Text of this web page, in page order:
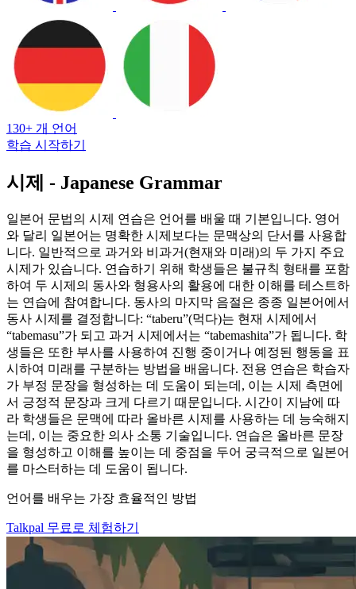
130+ 개 언어
학습 시작하기
시제 - Japanese Grammar
일본어 문법의 시제 연습은 언어를 배울 때 기본입니다. 영어
와 달리 일본어는 명확한 시제보다는 문맥상의 단서를 사용합
니다. 일반적으로 과거와 비과거(현재와 미래)의 두 가지 주요
시제가 있습니다. 연습하기 위해 학생들은 불규칙 형태를 포함
하여 두 시제의 동사와 형용사의 활용에 대한 이해를 테스트하
는 연습에 참여합니다. 동사의 마지막 음절은 종종 일본어에서
동사 시제를 결정합니다: “taberu”(먹다)는 현재 시제에서
“tabemasu”가 되고 과거 시제에서는 “tabemashita”가 됩니다. 학
생들은 또한 부사를 사용하여 진행 중이거나 예정된 행동을 표
시하여 미래를 구분하는 방법을 배웁니다. 전용 연습은 학습자
가 부정 문장을 형성하는 데 도움이 되는데, 이는 시제 측면에
서 긍정적 문장과 크게 다르기 때문입니다. 시간이 지남에 따
라 학생들은 문맥에 따라 올바른 시제를 사용하는 데 능숙해지
는데, 이는 중요한 의사 소통 기술입니다. 연습은 올바른 문장
을 형성하고 이해를 높이는 데 중점을 두어 궁극적으로 일본어
를 마스터하는 데 도움이 됩니다.
언어를 배우는 가장 효율적인 방법
Talkpal 무료로 체험하기